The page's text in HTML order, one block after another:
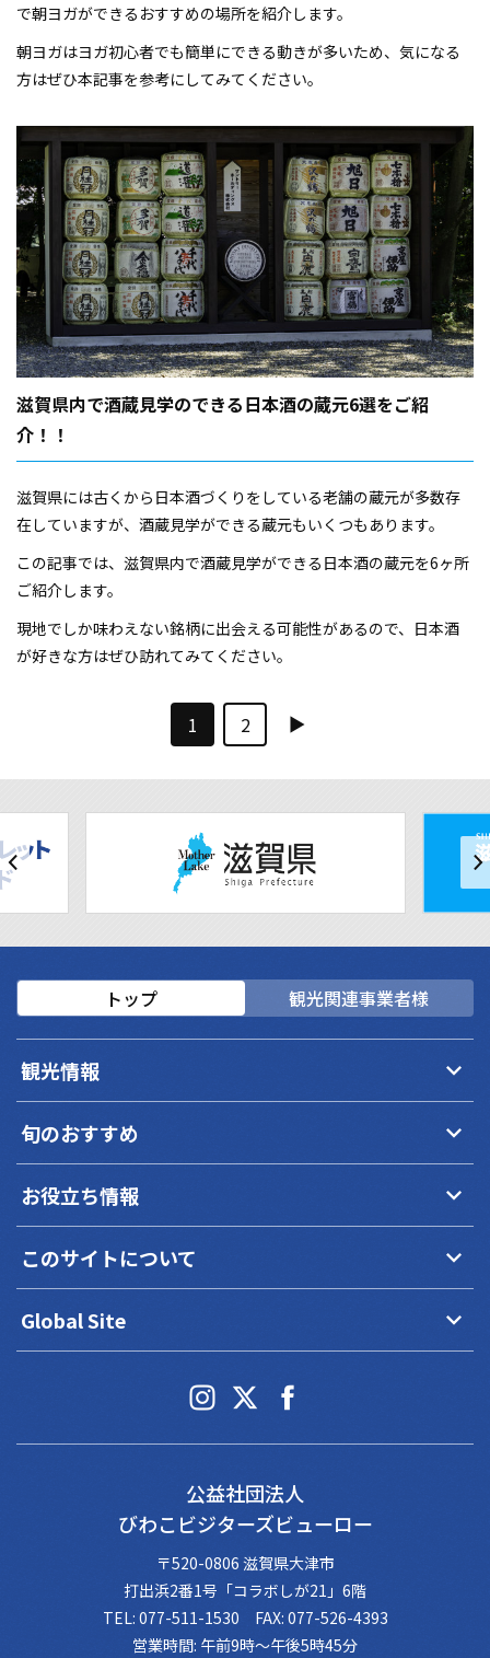
で朝ヨガができるおすすめの場所を紹介します。
朝ヨガはヨガ初心者でも簡単にできる動きが多いため、気になる
方はぜひ本記事を参考にしてみてください。
滋賀県内で酒蔵見学のできる日本酒の蔵元6選をご紹
介！！
滋賀県には古くから日本酒づくりをしている老舗の蔵元が多数存
在していますが、酒蔵見学ができる蔵元もいくつもあります。
この記事では、滋賀県内で酒蔵見学ができる日本酒の蔵元を6ヶ所
ご紹介します。
現地でしか味わえない銘柄に出会える可能性があるので、日本酒
が好きな方はぜひ訪れてみてください。
1 2
トップ 観光関連事業者様
観光情報 keyboard_arrow_down
旬のおすすめ keyboard_arrow_down
お役立ち情報 keyboard_arrow_down
このサイトについて keyboard_arrow_down
Global Site keyboard_arrow_down
公益社団法人
びわこビジターズビューロー
〒520-0806 滋賀県大津市
打出浜2番1号「コラボしが21」6階
TEL: 077-511-1530 FAX: 077-526-4393
営業時間: 午前9時～午後5時45分